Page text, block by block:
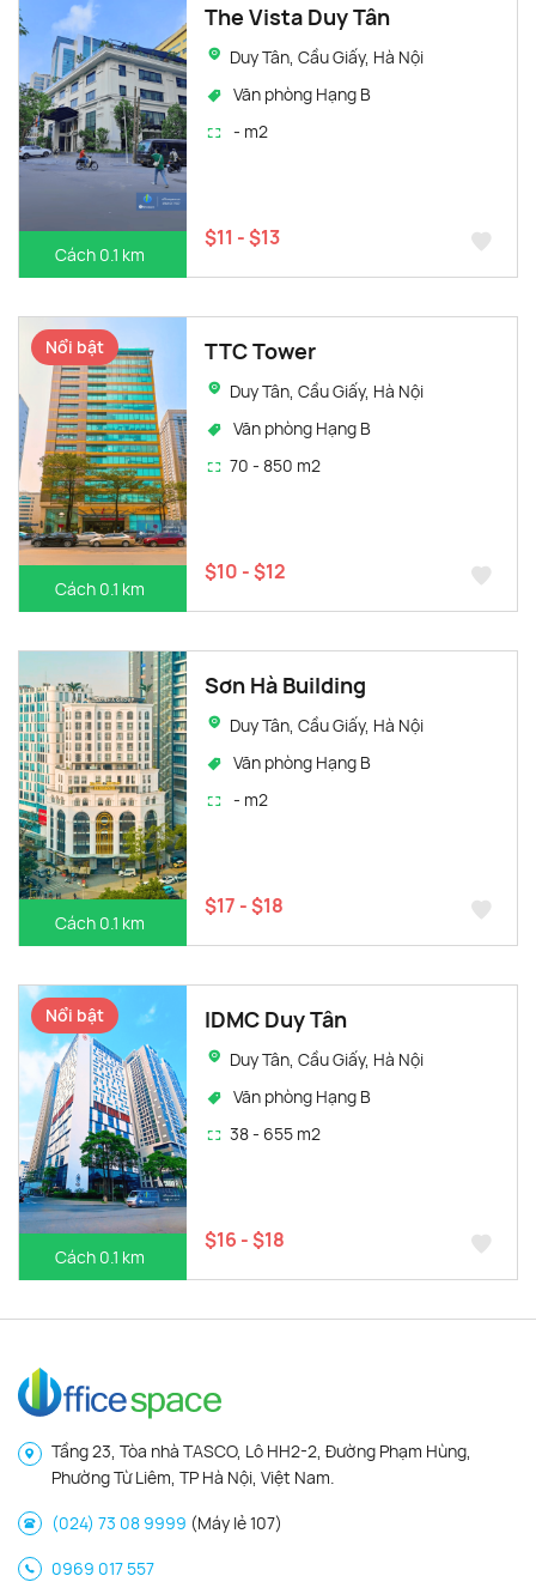
Cách 0.1 km
The Vista Duy Tân
Duy Tân, Cầu Giấy, Hà Nội
Văn phòng Hạng B
- m2
$11 - $13
Cách 0.1 km
Nổi bật TTC Tower
Duy Tân, Cầu Giấy, Hà Nội
Văn phòng Hạng B
70 - 850 m2
$10 - $12
Cách 0.1 km
Sơn Hà Building
Duy Tân, Cầu Giấy, Hà Nội
Văn phòng Hạng B
- m2
$17 - $18
Cách 0.1 km
Nổi bật IDMC Duy Tân
Duy Tân, Cầu Giấy, Hà Nội
Văn phòng Hạng B
38 - 655 m2
$16 - $18
Tầng 23, Tòa nhà TASCO, Lô HH2-2, Đường Phạm Hùng,
Phường Từ Liêm, TP Hà Nội, Việt Nam.
(024) 73 08 9999 (Máy lẻ 107)
0969 017 557